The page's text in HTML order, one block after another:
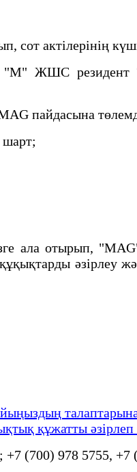
сот актілерінің
"М" ЖШС резидент
пайдасына
шарт;
ала отырып,
құқықтарды
құжатты
+7 (700) 978 5755,